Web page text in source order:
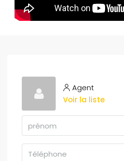
Agent
Voir la liste